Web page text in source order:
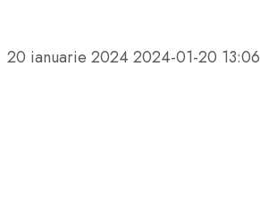
20 ianuarie 2024 2024-01-20 13:06